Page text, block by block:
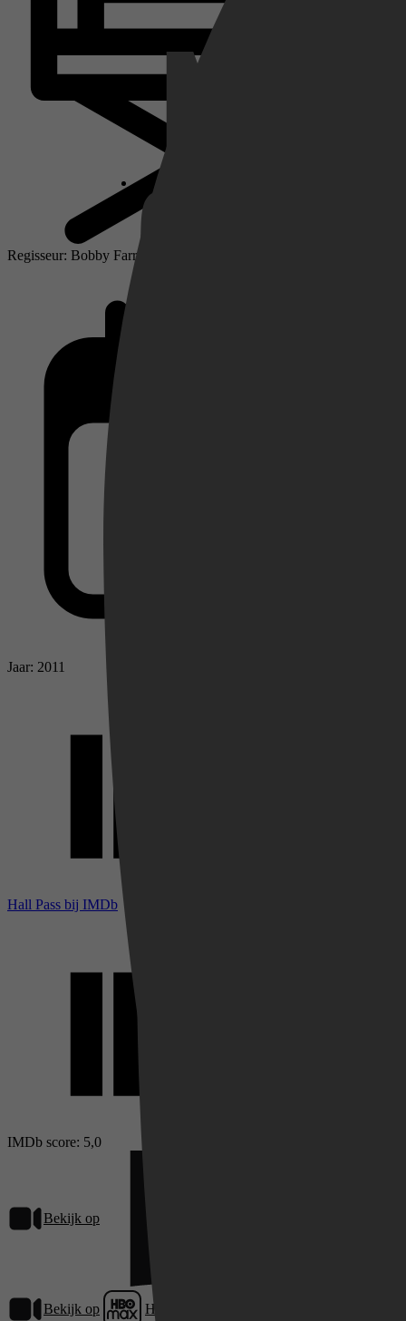
Regisseur: Bobby Farrelly, Peter Farrelly
Jaar: 2011
Hall Pass bij IMDb
IMDb score: 5,0
Bekijk op
Bekijk op HBO Max